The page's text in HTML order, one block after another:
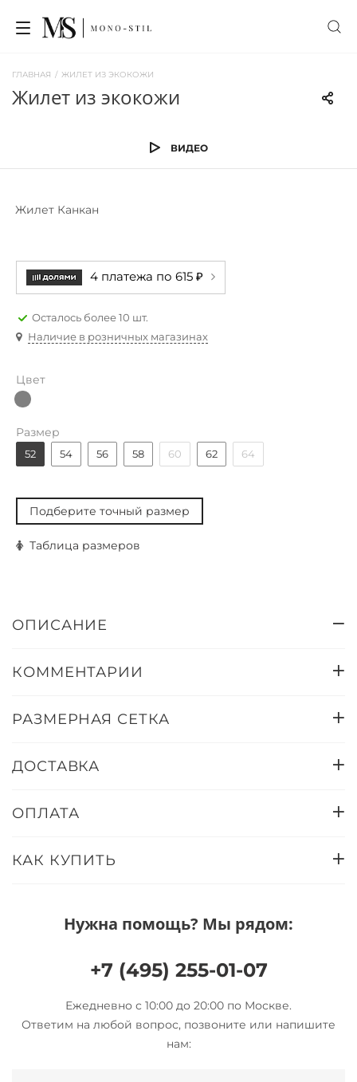
ГЛАВНАЯ / ЖИЛЕТ ИЗ ЭКОКОЖИ
жилет из экокожи
ВИДЕО
Жилет Канкан
4 платежа по 615 ₽
Осталось более 10 шт.
Наличие в розничных магазинах
Цвет
Размер
52 54 56 58 60 62 64
Подберите точный размер
Таблица размеров
ОПИСАНИЕ
КОММЕНТАРИИ
РАЗМЕРНАЯ СЕТКА
ДОСТАВКА
ОПЛАТА
КАК КУПИТЬ
Нужна помощь? Мы рядом:
+7 (495) 255-01-07
Ежедневно с 10:00 до 20:00 по Москве.
Ответим на любой вопрос, позвоните или напишите
нам: